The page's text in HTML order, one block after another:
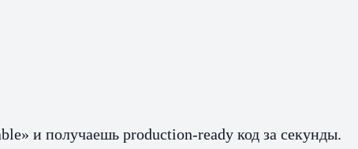
и получаешь production-ready код за секунды.